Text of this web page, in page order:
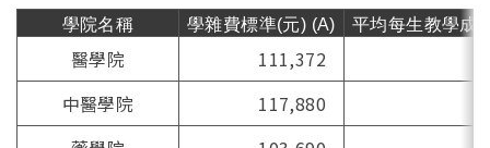
學院名稱 學雜費標準(元) (A) 平均每生教學成
醫學院 111,372
中醫學院
117,880